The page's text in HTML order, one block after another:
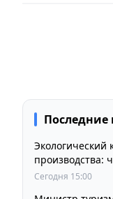
Последние
Экологический
производства:
Сегодня 15:00